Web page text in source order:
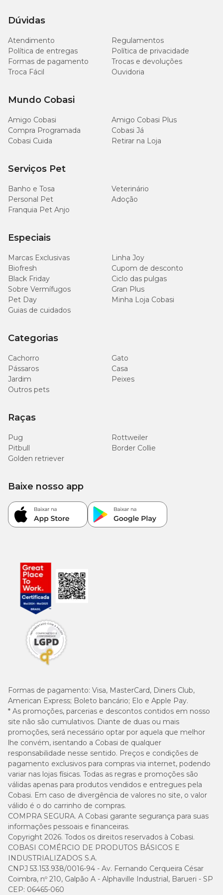
Matéria Fibrosa (máx.)
Cálcio (máx.) 14,50 mg/kg 1,45%
Cálcio (mín.) 10 g/kg
Fósforo (mín.)
Sódio (mín.) 3.500mg/kg
Magnésio (máx.)
1.000
mg/kg
mg/kg
Metionina (mín.)
8.000
mg/kg
Taurina (mín.)
Beta Glucanas (mín.)
Mananoligossacarídeos
(mín.)
360 mg/kg
Energia Metabolizável
Enriquecimento Mínimo por Kg:
Ácido fólico: 1,50mg; Ácido pantotênico: 15,40mg; Biotina:
Vitamina B12: 70,50mcg; Vitamina B2: 8,40mg; Vitamina B6:
6,60mg; Vitamina C: 100,00mg; Vitamina D3: 825,00 UI;
Vitamina E: 350,00 UI; Vitamina K3: 1,00mg; Zinco: 125,00mg.
Guia para troca de ração
Caso haja necessidade em inserir uma nova ração para seu pet, é
importante que a troca seja gradual e crescente. Para garantir
uma perfeita adaptação e aceitação, você pode seguir a sugestão
abaixo ou conforme orientação do médico-veterinário:
Dúvidas
Atendimento
Regulamentos
Política de entregas
Política de privacidade
Formas de pagamento
Trocas e devoluções
Troca Fácil
Ouvidoria
Mundo Cobasi
Amigo Cobasi
Amigo Cobasi Plus
Compra Programada
Cobasi Já
Cobasi Cuida
Retirar na Loja
Serviços Pet
Banho e Tosa
Veterinário
Personal Pet
Adoção
Franquia Pet Anjo
Especiais
Marcas Exclusivas
Linha Joy
Biofresh
Cupom de desconto
Black Friday
Ciclo das pulgas
Sobre Vermífugos
Gran Plus
Pet Day
Minha Loja Cobasi
Guias de cuidados
Categorias
Cachorro
Gato
Pássaros
Casa
Jardim
Peixes
Outros pets
Raças
Pug
Rottweiler
Pitbull
Border Collie
Golden retriever
Formas de pagamento: Visa, MasterCard, Diners Club,
American Express; Boleto bancário; Elo e Apple Pay.
* As promoções, parcerias e descontos contidos em nosso
site não são cumulativos. Diante de duas ou mais
promoções, será necessário optar por aquela que melhor
lhe convém, isentando a Cobasi de qualquer
responsabilidade nesse sentido. Preços e condições de
pagamento exclusivos para compras via internet, podendo
variar nas lojas físicas. Todas as regras e promoções são
válidas apenas para produtos vendidos e entregues pela
Cobasi. Em caso de divergência de valores no site, o valor
válido é o do carrinho de compras.
COMPRA SEGURA. A Cobasi garante segurança para suas
informações pessoais e financeiras.
Copyright 2026. Todos os direitos reservados à Cobasi.
COBASI COMÉRCIO DE PRODUTOS BÁSICOS E
INDUSTRIALIZADOS S.A.
CNPJ 53.153.938/0016-94 - Av. Fernando Cerqueira César
Coimbra, nº 210, Galpão A - Alphaville Industrial, Barueri - SP
CEP: 06465-060
Baixe nosso app